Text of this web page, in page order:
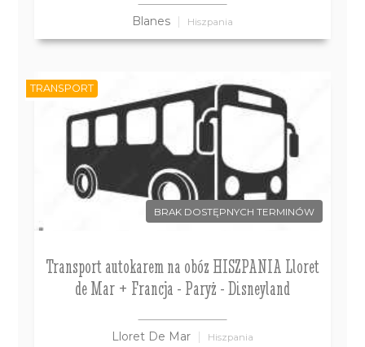
Blanes Hiszpania
BRAK DOSTĘPNYCH TERMINÓW
Transport autokarem na obóz HISZPANIA Lloret
de Mar + Francja - Paryż - Disneyland
Lloret De Mar Hiszpania
TRANSPORT